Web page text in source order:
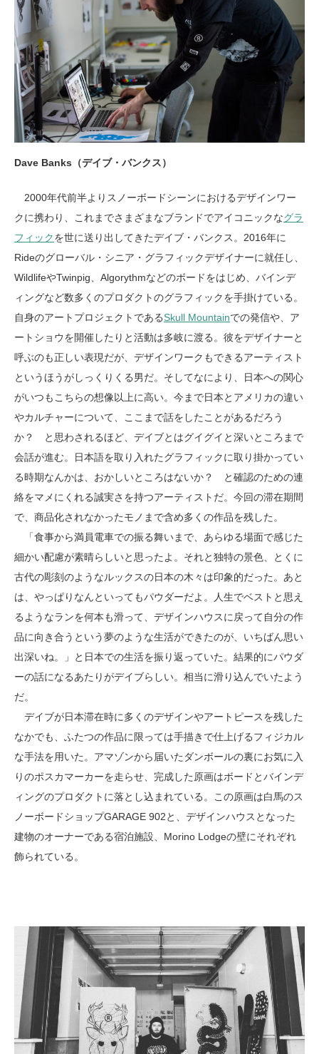
Dave Banks（デイブ・バンクス）
2000年代前半よりスノーボードシーンにおけるデザインワー
クに携わり、これまでさまざまなブランドでアイコニックなグラ
フィックを世に送り出してきたデイブ・バンクス。2016年に
Rideのグローバル・シニア・グラフィックデザイナーに就任し、
WildlifeやTwinpig、Algorythmなどのボードをはじめ、バインデ
ィングなど数多くのプロダクトのグラフィックを手掛けている。
自身のアートプロジェクトであるSkull Mountainでの発信や、ア
ートショウを開催したりと活動は多岐に渡る。彼をデザイナーと
呼ぶのも正しい表現だが、デザインワークもできるアーティスト
というほうがしっくりくる男だ。そしてなにより、日本への関心
がいつもこちらの想像以上に高い。今まで日本とアメリカの違い
やカルチャーについて、ここまで話をしたことがあるだろう
か？ と思わされるほど、デイブとはグイグイと深いところまで
会話が進む。日本語を取り入れたグラフィックに取り掛かってい
る時期なんかは、おかしいところはないか？ と確認のための連
絡をマメにくれる誠実さを持つアーティストだ。今回の滞在期間
で、商品化されなかったモノまで含め多くの作品を残した。
「食事から満員電車での振る舞いまで、あらゆる場面で感じた
細かい配慮が素晴らしいと思ったよ。それと独特の景色、とくに
古代の彫刻のようなルックスの日本の木々は印象的だった。あと
は、やっぱりなんといってもパウダーだよ。人生でベストと思え
るようなランを何本も滑って、デザインハウスに戻って自分の作
品に向き合うという夢のような生活ができたのが、いちばん思い
出深いね。」と日本での生活を振り返っていた。結果的にパウダ
ーの話になるあたりがデイブらしい。相当に滑り込んでいたよう
だ。
デイブが日本滞在時に多くのデザインやアートピースを残した
なかでも、ふたつの作品に限っては手描きで仕上げるフィジカル
な手法を用いた。アマゾンから届いたダンボールの裏にお気に入
りのポスカマーカーを走らせ、完成した原画はボードとバインデ
ィングのプロダクトに落とし込まれている。この原画は白馬のス
ノーボードショップGARAGE 902と、デザインハウスとなった
建物のオーナーである宿泊施設、Morino Lodgeの壁にそれぞれ
飾られている。